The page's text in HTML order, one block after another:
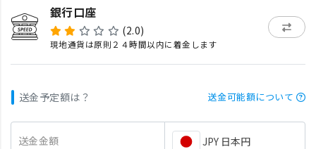
銀行口座
(2.0)
現地通貨は原則２４時間以内に着金します
送金予定額は？ 送金可能額について
送金金額 JPY 日本円